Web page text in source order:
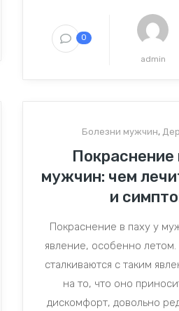
0
admin
Болезни мужчин,
Покраснение
мужчин: чем
и
Покраснение в паху у
явление, особенно
сталкиваются с таким
на то, что оно
дискомфорт, довольно